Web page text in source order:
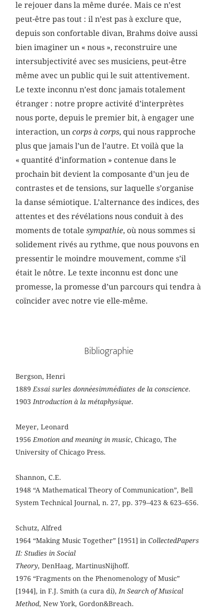
le rejouer dans la même durée. Mais ce n’est
peut-être pas tout : il n’est pas à exclure que,
depuis son confortable divan, Brahms doive aussi
bien imaginer un « nous », reconstruire une
intersubjectivité avec ses musiciens, peut-être
même avec un public qui le suit attentivement.
Le texte inconnu n’est donc jamais totalement
étranger : notre propre activité d’interprètes
nous porte, depuis le premier bit, à engager une
interaction, uncorps à corps, qui nous rapproche
plus que jamais l’un de l’autre. Et voilà que la
« quantité d’information » contenue dans le
prochain bit devient la composante d’un jeu de
contrastes et de tensions, sur laquelle s’organise
la danse sémiotique. L’alternance des indices, des
attentes et des révélations nous conduit à des
moments de totalesympathie, où nous sommes si
solidement rivés au rythme, que nous pouvons en
pressentir le moindre mouvement, comme s’il
était le nôtre. Le texte inconnu est donc une
promesse, la promesse d’un parcours qui tendra à
coïncider avec notre vie elle-même.
Bibliographie
Bergson, Henri
1889 Essai surles donneesimmediates de la conscience.
1903 Introduction à la métaphysique.
Meyer, Leonard
1956 Emotion and meaning in music, Chicago, The
University of Chicago Press.
Shannon, C.E.
1948 “A Mathematical Theory of Communication”, Bell
System Technical Journal, n. 27, pp. 379–423 & 623–656.
Schutz, Alfred
1964 “Making Music Together” [1951] inCollectedPapers
II: Studies in Social
Theory, DenHaag, MartinusNijhoff.
1976 “Fragments on the Phenomenology of Music”
[1944], in F.J. Smith (a cura di), In Search of Musical
Method, New York, Gordon&Breach.